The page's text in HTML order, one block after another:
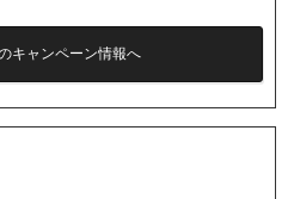
キャンペーン情報へ